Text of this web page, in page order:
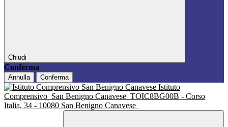
Chiudi
Conferma
Annulla Conferma
Istituto
Comprensivo San Benigno Canavese TOIC8BG00B - Corso
Italia, 34 - 10080 San Benigno Canavese